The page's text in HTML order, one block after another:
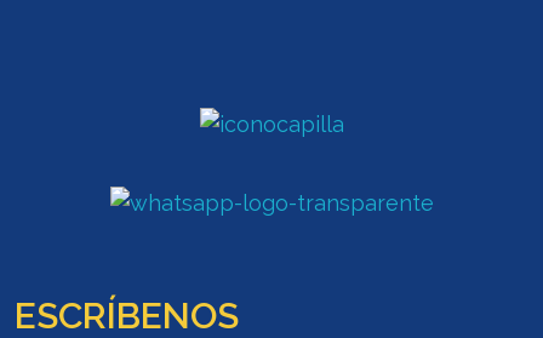
ESCRÍBENOS